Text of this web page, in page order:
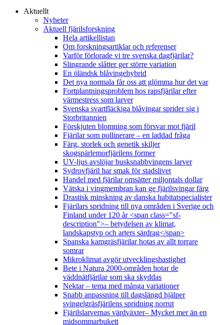
Aktuellt
Nyheter
Aktuell fjärilsforskning
Hela artikellistan
Om forskningsartiklar och referenser
Varför förlorade vi tre svenska dagfjärilar?
Slingrande slåtter ger större variation
En öländsk blåvingehybrid
Det nya normala får oss att glömma hur det var
Fortplantningsproblem hos rapsfjärilar efter
värmestress som larver
Svenska svartfläckiga blåvingar sprider sig i
Storbritannien
Förskjuten blomning som försvar mot fjäril
Fjärilar som pollinerare – en laddad fråga
Färg, storlek och genetik skiljer
skogspärlemorfjärilens former
UV-ljus avslöjar busksnabbvingens larver
Sydrovfjäril har smak för stadslivet
Handel med fjärilar omsätter miljontals dollar
Vätska i vingmembran kan ge fjärilsvingar färg
Drastisk minskning av danska habitatspecialister
Fjärilars spridning till nya områden i Sverige och
Finland under 120 år <span class="sf-
description">– betydelsen av klimat,
landskapstyp och arters särdrag</span>
Spanska kamgräsfjärilar hotas av allt torrare
somrar
Mikroklimat avgör utvecklingshastighet
Bete i Natura 2000-områden hotar de
väddnätfjärilar som ska skyddas
Nektar – tema med många variationer
Snabb anpassning till dagslängd hjälper
svingelgräsfjärilens spridning norrut
Fjärilslarvernas värdväxter– Mycket mer än en
midsommarbukett